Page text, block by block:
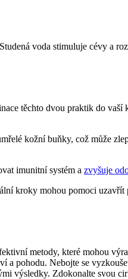
voda stimuluje cévy a
těchto dvou praktik do vaší
kožní buňky, což může
imunitní systém a zvyšuje
kroky mohou pomoci
metody, které mohou
a pohodu. Nebojte se
výsledky. Zdokonalte svou